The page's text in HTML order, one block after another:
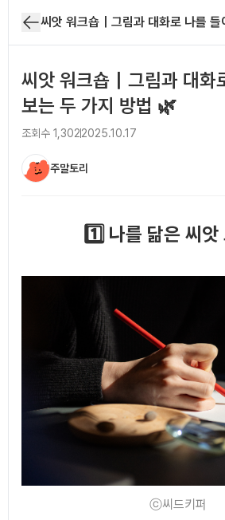
씨앗 워크숍｜그림과 대화
보는 두 가지 방법 🌿
조회수 1,3022025.10.17
주말토리
1️⃣ 나를 닮은 씨앗
ⓒ씨드키퍼